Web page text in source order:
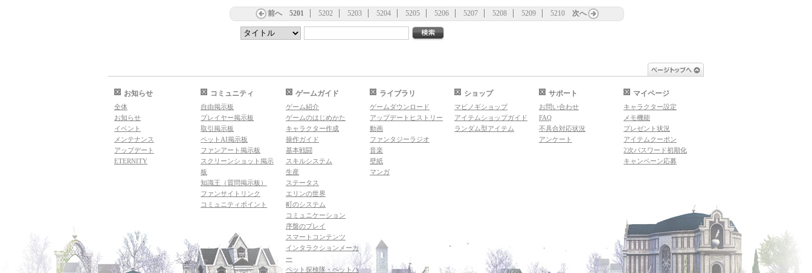
前へ 5201 5202 5203 5204 5205 5206 5207 5208 5209 5210 次へ
お知らせ
全体
お知らせ
イベント
メンテナンス
アップデート
ETERNITY
コミュニティ
自由掲示板
プレイヤー掲示板
取引掲示板
ペットAI掲示板
ファンアート掲示板
スクリーンショット掲示
板
知識王（質問掲示板）
ファンサイトリンク
コミュニティポイント
ゲームガイド
ゲーム紹介
ゲームのはじめかた
キャラクター作成
操作ガイド
基本戦闘
スキルシステム
生産
ステータス
エリンの世界
町のシステム
コミュニケーション
序盤のプレイ
スマートコンテンツ
インタラクションメーカ
ー
ペット探検隊・ペットハ
ライブラリ
ゲームダウンロード
アップデートヒストリー
動画
ファンタジーラジオ
音楽
壁紙
マンガ
ショップ
マビノギショップ
アイテムショップガイド
ランダム型アイテム
サポート
お問い合わせ
FAQ
不具合対応状況
アンケート
マイページ
キャラクター設定
メモ機能
プレゼント状況
アイテムクーポン
2次パスワード初期化
キャンペーン応募